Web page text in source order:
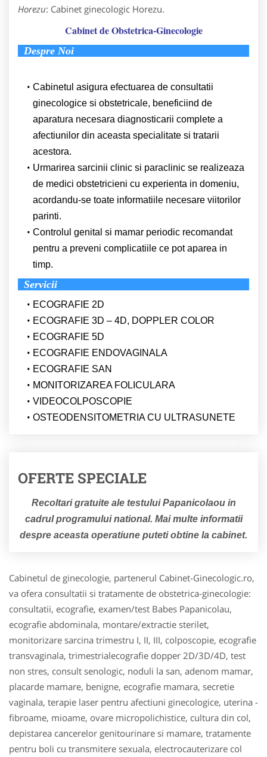
Horezu: Cabinet ginecologic Horezu.
Cabinet de Obstetrica-Ginecologie
Despre Noi
Cabinetul asigura efectuarea de consultatii
ginecologice si obstetricale, beneficiind de
aparatura necesara diagnosticarii complete a
afectiunilor din aceasta specialitate si tratarii
acestora.
Urmarirea sarcinii clinic si paraclinic se realizeaza
de medici obstetricieni cu experienta in domeniu,
acordandu-se toate informatiile necesare viitorilor
parinti.
Controlul genital si mamar periodic recomandat
pentru a preveni complicatiile ce pot aparea in
timp.
Servicii
ECOGRAFIE 2D
ECOGRAFIE 3D – 4D, DOPPLER COLOR
ECOGRAFIE 5D
ECOGRAFIE ENDOVAGINALA
ECOGRAFIE SAN
MONITORIZAREA FOLICULARA
VIDEOCOLPOSCOPIE
OSTEODENSITOMETRIA CU ULTRASUNETE
OFERTE SPECIALE
Recoltari gratuite ale testului Papanicolaou in
cadrul programului national. Mai multe informatii
despre aceasta operatiune puteti obtine la cabinet.
Cabinetul de ginecologie, partenerul Cabinet-Ginecologic.ro,
va ofera consultatii si tratamente de obstetrica-ginecologie:
consultatii, ecografie, examen/test Babes Papanicolau,
ecografie abdominala, montare/extractie sterilet,
monitorizare sarcina trimestru I, II, III, colposcopie, ecografie
transvaginala, trimestrialecografie dopper 2D/3D/4D, test
non stres, consult senologic, noduli la san, adenom mamar,
placarde mamare, benigne, ecografie mamara, secretie
vaginala, terapie laser pentru afectiuni ginecologice, uterina -
fibroame, mioame, ovare micropolichistice, cultura din col,
depistarea cancerelor genitourinare si mamare, tratamente
pentru boli cu transmitere sexuala, electrocauterizare col